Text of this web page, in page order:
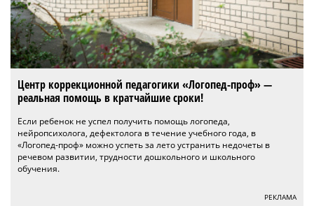
Центр коррекционной педагогики «Логопед-проф» —
реальная помощь в кратчайшие сроки!
Если ребенок не успел получить помощь логопеда,
нейропсихолога, дефектолога в течение учебного года, в
«Логопед-проф» можно успеть за лето устранить недочеты в
речевом развитии, трудности дошкольного и школьного
обучения.
РЕКЛАМА